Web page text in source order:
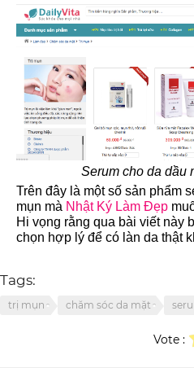
Serum cho da dầu
Trên đây là một số sản phẩm
mụn mà Nhật Ký Làm Đẹp
Hi vọng rằng qua bài viết này
chọn hợp lý để có làn da thật
Tags:
trị mụn chăm sóc da mặt
Vote :